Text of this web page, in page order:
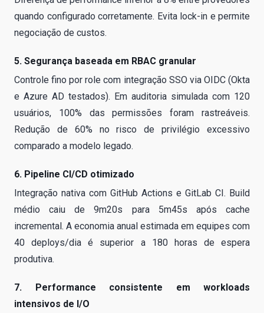
quando configurado corretamente. Evita lock-in e permite
negociação de custos.
5. Segurança baseada em RBAC granular
Controle fino por role com integração SSO via OIDC (Okta
e Azure AD testados). Em auditoria simulada com 120
usuários, 100% das permissões foram rastreáveis.
Redução de 60% no risco de privilégio excessivo
comparado a modelo legado.
6. Pipeline CI/CD otimizado
Integração nativa com GitHub Actions e GitLab CI. Build
médio caiu de 9m20s para 5m45s após cache
incremental. A economia anual estimada em equipes com
40 deploys/dia é superior a 180 horas de espera
produtiva.
7. Performance consistente em workloads
intensivos de I/O